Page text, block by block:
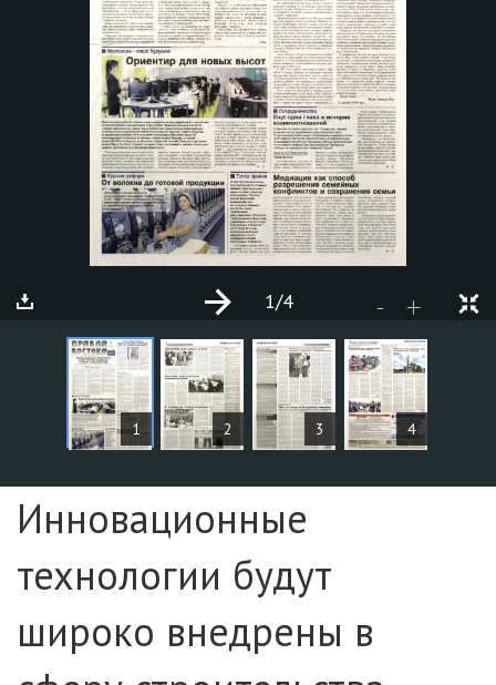
1 2 3 4
- +
1/4
MAQOLALAR
Sahifa №1
Инновационные
технологии будут
широко внедрены в